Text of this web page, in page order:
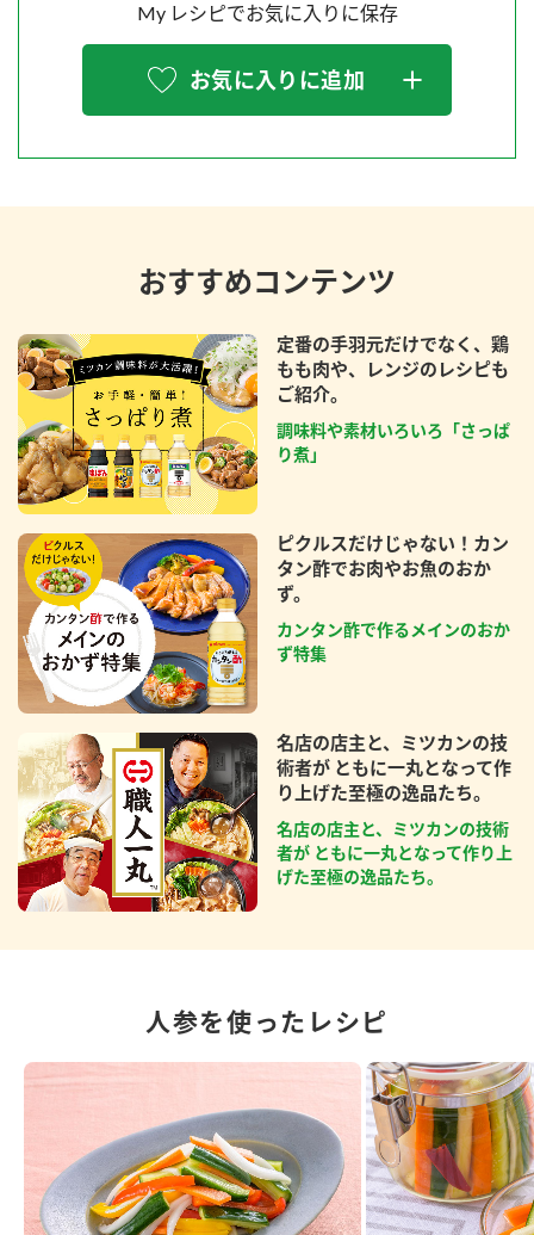
My レシピでお気に入りに保存
お気に入りに追加
おすすめコンテンツ
定番の手羽元だけでなく、鶏
もも肉や、レンジのレシピも
ご紹介。
調味料や素材いろいろ「さっぱ
り煮」
ピクルスだけじゃない！カン
タン酢でお肉やお魚のおか
ず。
カンタン酢で作るメインのおか
ず特集
名店の店主と、ミツカンの技
術者が ともに一丸となって作
り上げた至極の逸品たち。
名店の店主と、ミツカンの技術
者が ともに一丸となって作り上
げた至極の逸品たち。
人参を使ったレシピ